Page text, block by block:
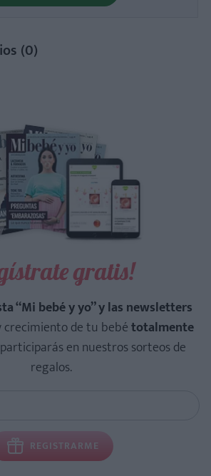
(0)
gratis!
“Mi bebé y yo” y las newsletters
de tu bebétotalmente
en nuestros sorteos de
regalos.
REGISTRARME